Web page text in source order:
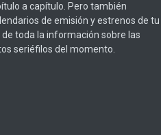
a capítulo. Pero también
de emisión y estrenos de tu
toda la información sobre las
seriéfilos del momento.